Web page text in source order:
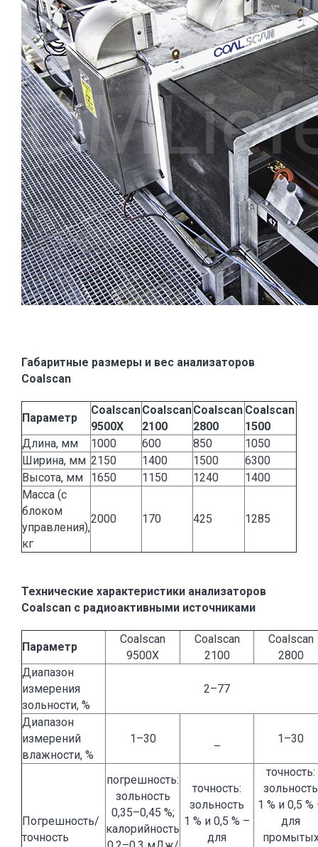
Габаритные размеры и вес анализаторов
Coalscan
Параметр
Coalscan
9500X
Coalscan
2100
Coalscan
2800
Coalscan
1500
Длина, мм
1000 600 850
1050
Ширина, мм 2150 1400 1500
6300
Высота, мм
1650 1150 1240
1400
Масса (с
блоком
управления),
кг
2000 170 425 1285
Технические характеристики анализаторов
Coalscan с радиоактивными источниками
Параметр
Coalscan
9500X
Coalscan
2100
Coalscan
2800
Диапазон
измерения
зольности, %
2–77
Диапазон
измерений
влажности, %
1–30
–
1–30
Погрешность/
точность
погрешность:
зольность
0,35–0,45 %;
калорийность
точность:
зольность
1 % и 0,5 % –
для
точность:
зольность
1 % и 0,5 %
для